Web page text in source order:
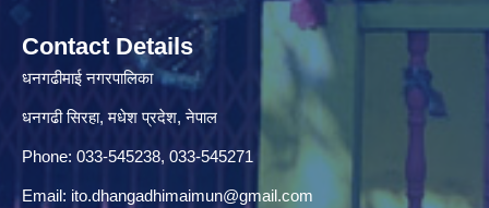
Contact Details
धनगढीमाई नगरपालिका
धनगढी सिरहा, मधेश प्रदेश, नेपाल
Phone: 033-545238, 033-545271
Email: ito.dhangadhimaimun@gmail.com